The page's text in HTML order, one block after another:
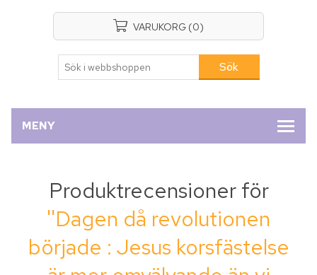
VARUKORG (0)
MENY
Produktrecensioner för
Dagen då revolutionen
började : Jesus korsfästelse